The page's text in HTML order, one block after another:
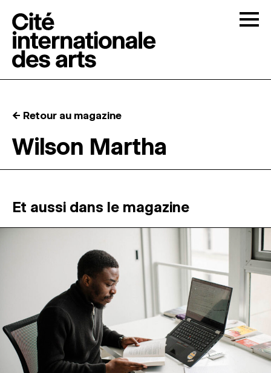
RÉSIDENCES ↓
ATELIERS OUVERTS
ESPACES DE PRATIQUE ARTISTIQUE ↓
Recherche
Connexion
← Retour au magazine
Wilson Martha
Et aussi dans le magazine